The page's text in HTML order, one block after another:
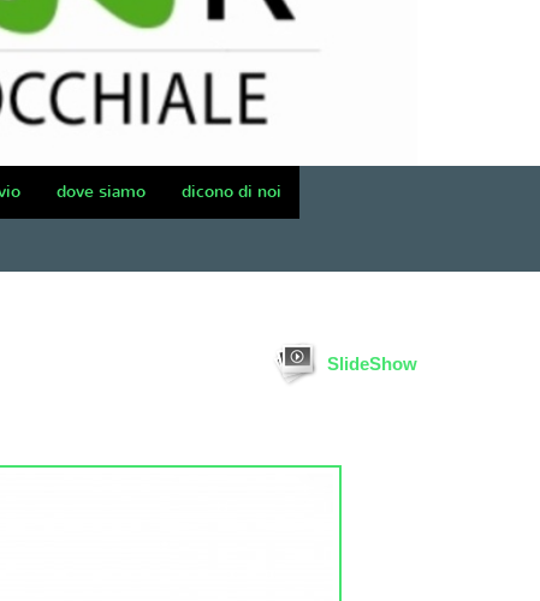
dove siamo dicono di noi
SlideShow